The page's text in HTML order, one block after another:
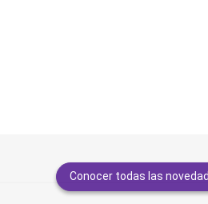
Conocer todas las